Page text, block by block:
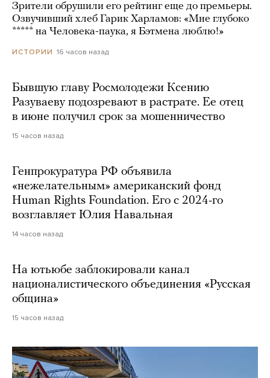
Зрители обрушили его рейтинг еще до премьеры.
Озвучивший хлеб Гарик Харламов: «Мне глубоко
***** на Человека-паука, я Бэтмена люблю!»
ИСТОРИИ 16 часов назад
Бывшую главу Росмолодежи Ксению
Разуваеву подозревают в растрате. Ее отец
в июне получил срок за мошенничество
15 часов назад
Генпрокуратура РФ объявила
«нежелательным» американский фонд
Human Rights Foundation. Его с 2024-го
возглавляет Юлия Навальная
14 часов назад
На ютьюбе заблокировали канал
националистического объединения «Русская
община»
15 часов назад